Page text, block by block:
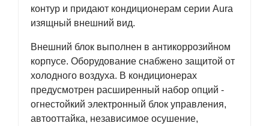
контур и придают кондиционерам серии Aura
изящный внешний вид.
Внешний блок выполнен в антикоррозийном
корпусе. Оборудование снабжено защитой от
холодного воздуха. В кондиционерах
предусмотрен расширенный набор опций -
огнестойкий электронный блок управления,
автооттайка, независимое осушение,